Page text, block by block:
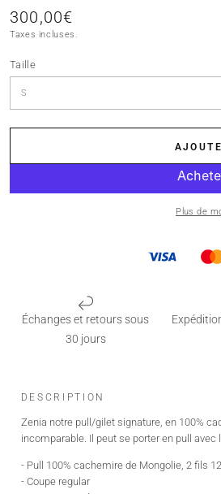
Prix
normal
300,00€
Taxes incluses.
Taille
Plus de
Échanges et retours sous
30 jours
DESCRIPTION
Zenia notre pull/gilet signature, en 100%
incomparable. Il peut se porter en pull
- Pull 100% cachemire de Mongolie, 2 fils
- Coupe regular